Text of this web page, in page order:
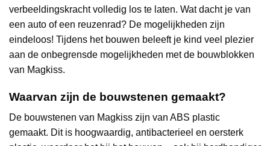
verbeeldingskracht volledig los te laten. Wat dacht je van
een auto of een reuzenrad? De mogelijkheden zijn
eindeloos! Tijdens het bouwen beleeft je kind veel plezier
aan de onbegrensde mogelijkheden met de bouwblokken
van Magkiss.
Waarvan zijn de bouwstenen gemaakt?
De bouwstenen van Magkiss zijn van ABS plastic
gemaakt. Dit is hoogwaardig, antibacterieel en oersterk